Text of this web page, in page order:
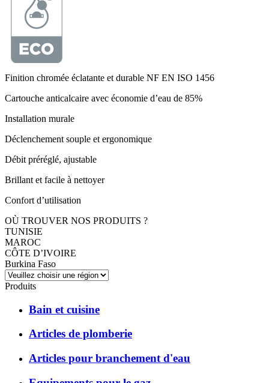
Finition chromée éclatante et durable NF EN ISO 1456
Cartouche anticalcaire avec économie d’eau de 85%
Installation murale
Déclenchement souple et ergonomique
Débit préréglé, ajustable
Brillant et facile à nettoyer
Confort d’utilisation
OÙ TROUVER NOS PRODUITS ?
TUNISIE
MAROC
CÔTE D’IVOIRE
Burkina Faso
Produits
Bain et cuisine
Articles de plomberie
Articles pour branchement d'eau